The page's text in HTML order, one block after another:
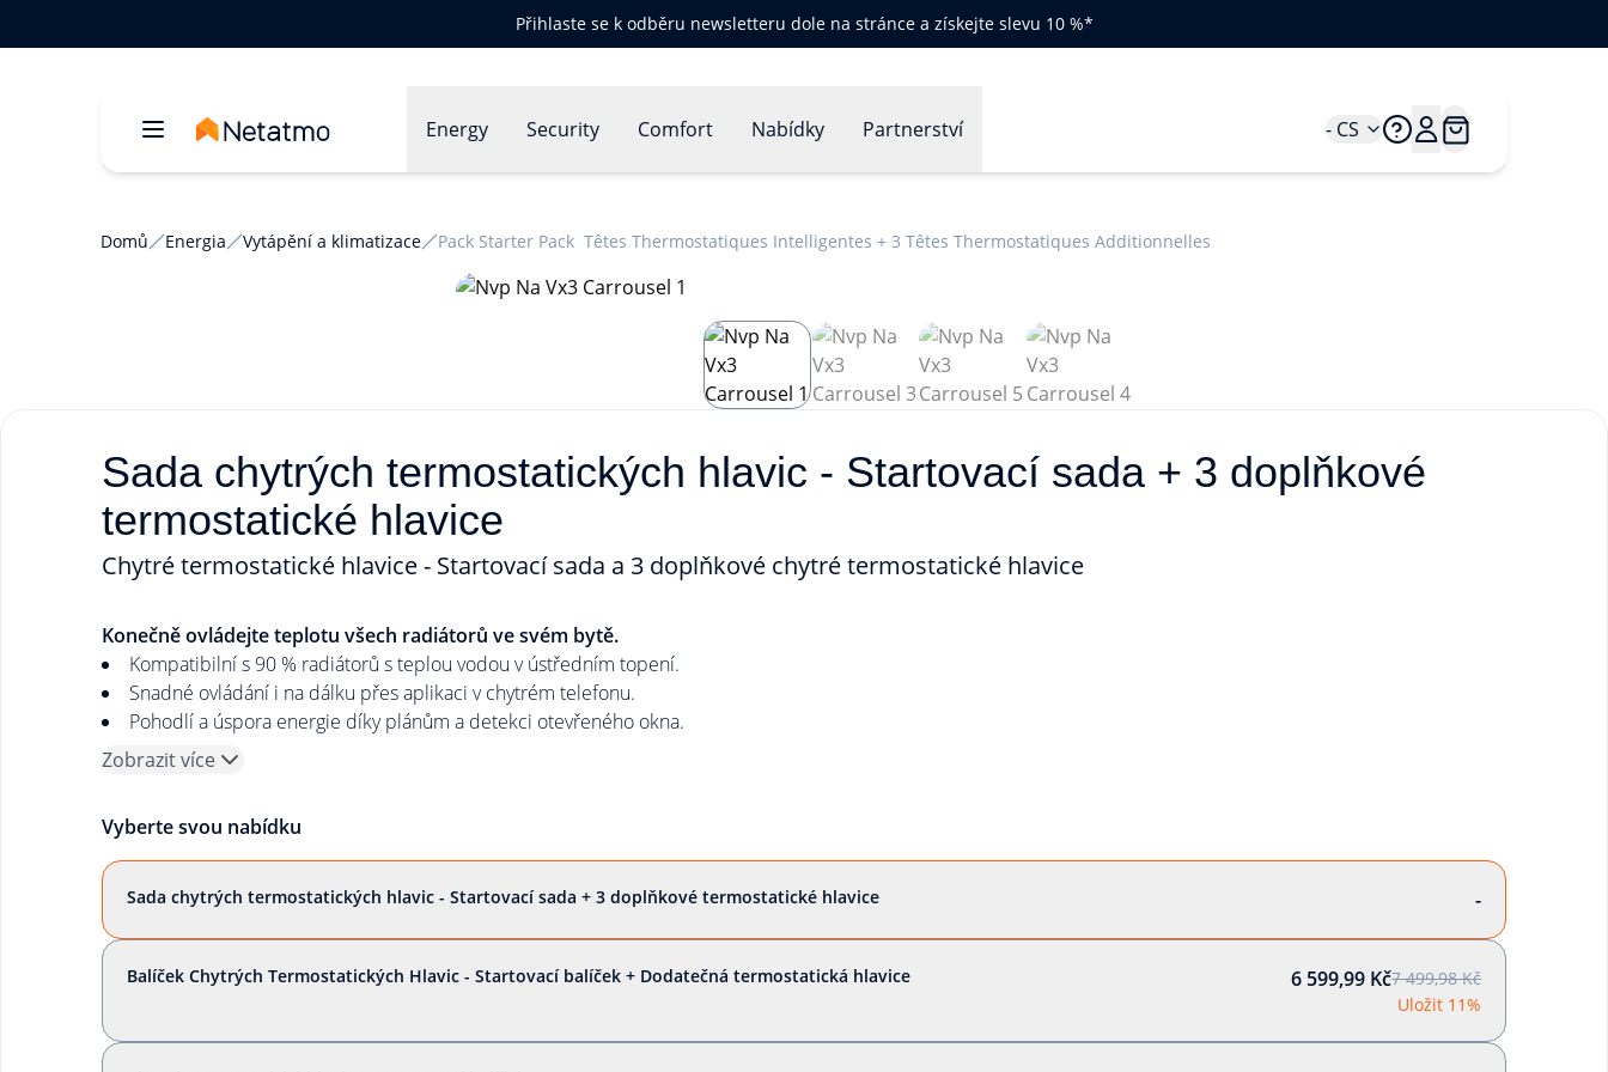
Přihlaste se k odběru newsletteru dole na stránce a získejte slevu 10 %*
Energy Security Comfort Nabídky Partnerství - CS
Domů Energia Vytápění a klimatizace Pack Starter Pack Têtes Thermostatiques Intelligentes + 3 Têtes Thermostatiques Additionnelles
Sada chytrých termostatických hlavic - Startovací sada + 3 doplňkové
termostatické hlavice
Chytré termostatické hlavice - Startovací sada a 3 doplňkové chytré termostatické hlavice
Konečně ovládejte teplotu všech radiátorů ve svém bytě.
Kompatibilní s 90 % radiátorů s teplou vodou v ústředním topení.
Snadné ovládání i na dálku přes aplikaci v chytrém telefonu.
Pohodlí a úspora energie díky plánům a detekci otevřeného okna.
Zobrazit více
Vyberte svou nabídku
Sada chytrých termostatických hlavic - Startovací sada + 3 doplňkové termostatické hlavice -
Balíček Chytrých Termostatických Hlavic - Startovací balíček + Dodatečná termostatická hlavice 6 599,99 Kč7 499,98 Kč
Uložit 11%